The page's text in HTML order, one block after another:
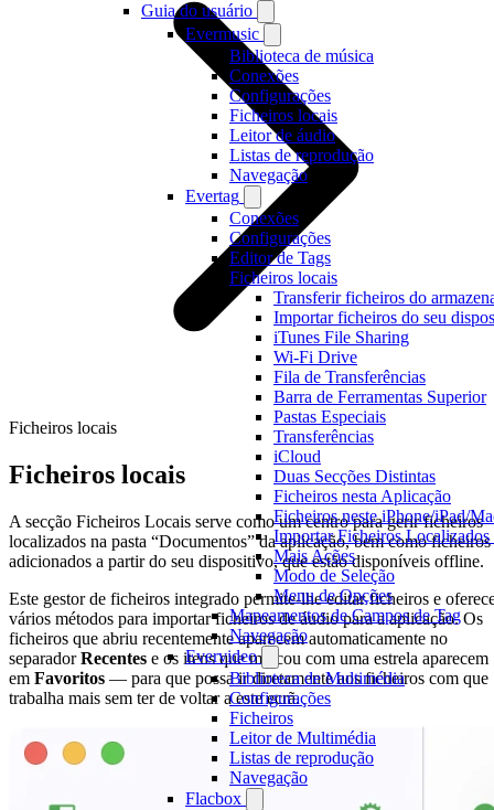
Guia do usuário
Evermusic
Biblioteca de música
Conexões
Configurações
Ficheiros locais
Leitor de áudio
Listas de reprodução
Navegação
Evertag
Conexões
Configurações
Editor de Tags
Ficheiros locais
Transferir ficheiros do
Importar ficheiros do seu
iTunes File Sharing
Wi-Fi Drive
Fila de Transferências
Barra de Ferramentas Superior
Pastas Especiais
Transferências
iCloud
Duas Secções Distintas
Ficheiros nesta Aplicação
Ficheiros neste iPhone/iPad/
Importar Ficheiros
Mais Ações
Modo de Seleção
Menu de Opções
Mapeamentos de Campos de Tag
Navegação
Evervideo
Biblioteca de Multimédia
Configurações
Ficheiros
Leitor de Multimédia
Listas de reprodução
Navegação
Flacbox
Ficheiros locais
Ficheiros locais
A secção Ficheiros Locais serve como um centro para gerir ficheiros
localizados na pasta “Documentos” da aplicação, bem como ficheiros
adicionados a partir do seu dispositivo, que estão disponíveis offline.
Este gestor de ficheiros integrado permite-lhe editar ficheiros e
vários métodos para importar ficheiros de áudio para a aplicação. Os
ficheiros que abriu recentemente aparecem automaticamente no
separadorRecentes e os itens que marcou com uma estrela aparecem
em Favoritos — para que possa ir diretamente aos ficheiros com que
trabalha mais sem ter de voltar a este ecrã.